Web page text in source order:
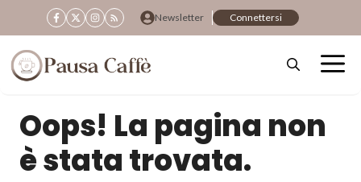
al
contenuto
Newsletter Connettersi
Oops! La pagina non
è stata trovata.